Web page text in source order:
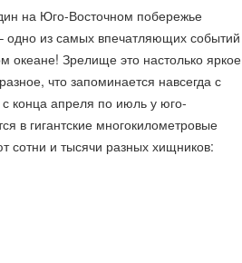
на Юго-Восточном побережье
одно из самых впечатляющих событий
океане! Зрелище это настолько яркое
что запоминается навсегда с
конца апреля по июль у юго-
в гигантские многокилометровые
сотни и тысячи разных хищников: